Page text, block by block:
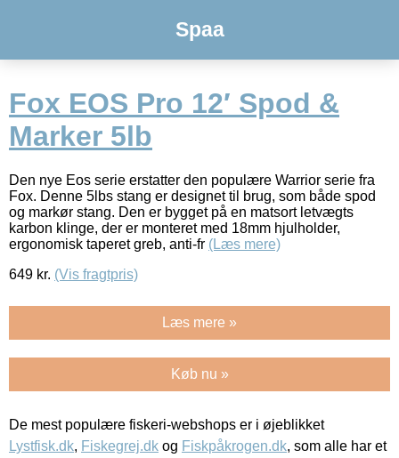
Spaa
Fox EOS Pro 12′ Spod &
Marker 5lb
Den nye Eos serie erstatter den populære Warrior serie fra
Fox. Denne 5lbs stang er designet til brug, som både spod
og markør stang. Den er bygget på en matsort letvægts
karbon klinge, der er monteret med 18mm hjulholder,
ergonomisk taperet greb, anti-fr (Læs mere)
649 kr. (Vis fragtpris)
Læs mere »
Køb nu »
De mest populære fiskeri-webshops er i øjeblikket
Lystfisk.dk, Fiskegrej.dk og Fiskpåkrogen.dk, som alle har et